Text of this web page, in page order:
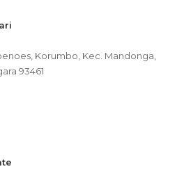
Korumbo, Kec. Mandonga,
93461